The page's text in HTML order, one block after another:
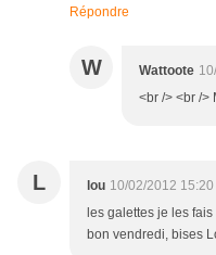
Répondre
W Wattoote
<br /> <br />
L lou 10/02/2012 15:20
les galettes je les
bon vendredi, bises